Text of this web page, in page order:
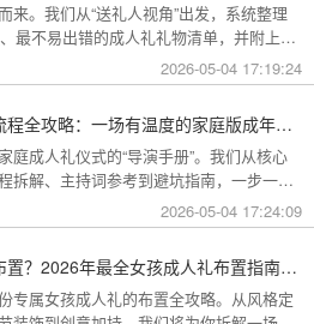
来。我们从“送礼人视角”出发，系统整理
最不易出错的成人礼礼物清单，并附上挑
帮你用一份恰到好处的心意，为孩子（或
温暖的注脚。
2026-05-04 17:19:24
家庭成人礼仪式流程全攻略：一场有温度的家庭版成年加冕仪式
庭成人礼仪式的“导演手册”。我们从核心
拆解、主持词参考到避坑指南，一步一步
岁的孩子完成一场笑泪交织、铭记终生的成
2026-05-04 17:24:09
女孩成人礼怎么布置？2026年最全女孩成人礼布置指南：从梦幻公主风到酷飒个性范，打造专属她的成年盛典
专属女孩成人礼的布置全攻略。从风格定